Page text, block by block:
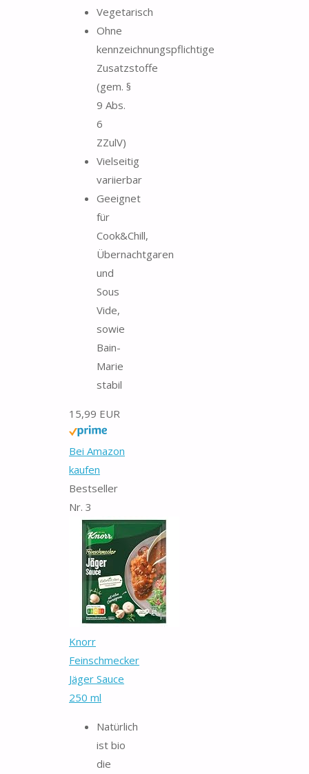
Vegetarisch
Ohne
kennzeichnungspflichtige
Zusatzstoffe
(gem. §
9 Abs.
6
ZZulV)
Vielseitig
variierbar
Geeignet
für
Cook&Chill,
Übernachtgaren
und
Sous
Vide,
sowie
Bain-
Marie
stabil
15,99 EUR
Bei Amazon
kaufen
Bestseller
Nr. 3
Knorr
Feinschmecker
Jäger Sauce
250 ml
Natürlich
ist bio
die